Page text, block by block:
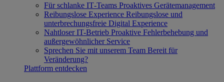
Für schlanke IT‐Teams Proaktives Gerätemanagement
Reibungslose Experience Reibungslose und
unterbrechungsfreie Digital Experience
Nahtloser IT-Betrieb Proaktive Fehlerbehebung und
außergewöhnlicher Service
Sprechen Sie mit unserem Team Bereit für
Veränderung?
Plattform entdecken